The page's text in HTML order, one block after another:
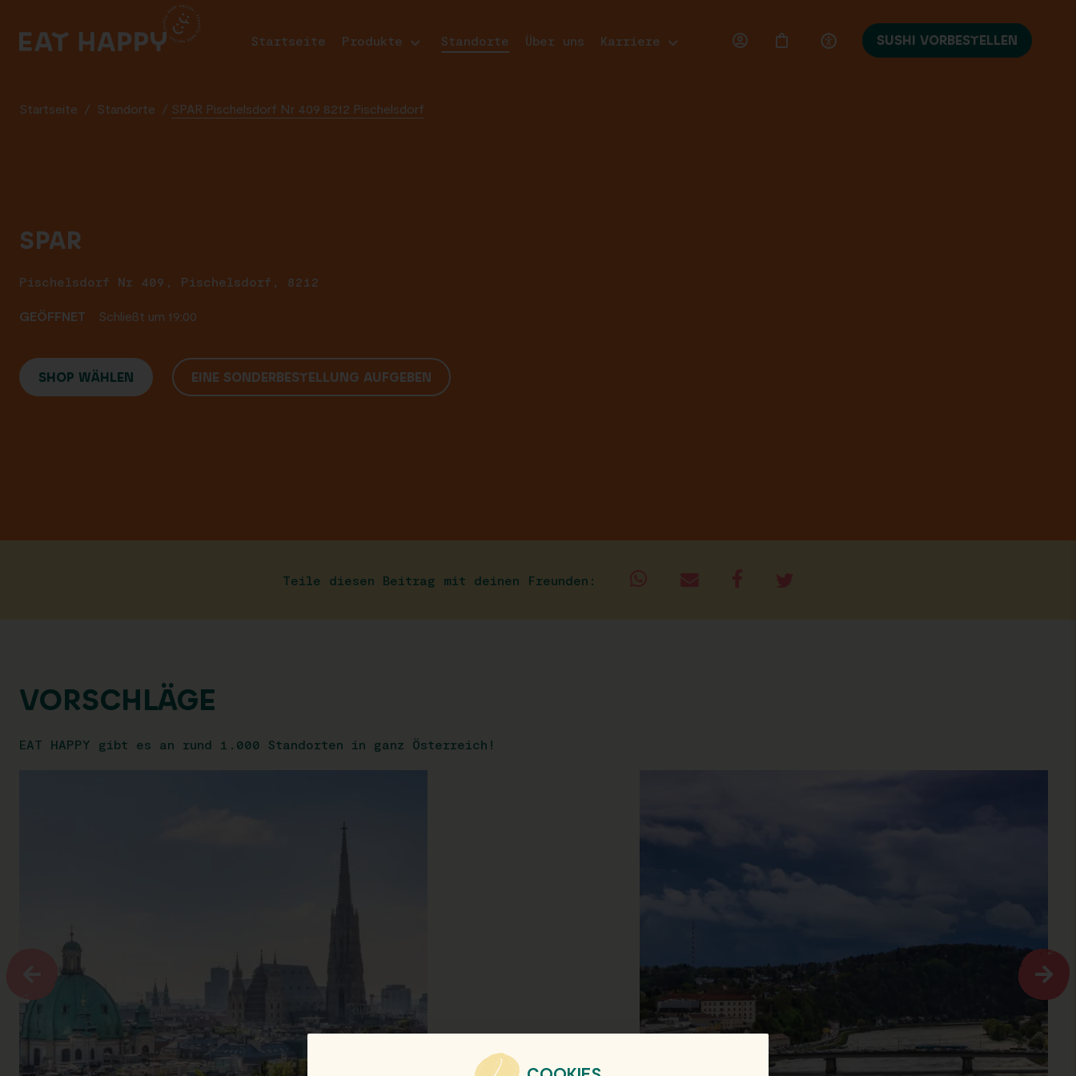
MAIN
Startseite Produkte Standorte Über uns Karriere SUSHI VORBESTELLEN
Startseite / Standorte / SPAR Pischelsdorf Nr 409 8212 Pischelsdorf
SPAR
Pischelsdorf Nr 409, Pischelsdorf, 8212
GEÖFFNET Schließt um 19:00
SHOP WÄHLEN EINE SONDERBESTELLUNG AUFGEBEN
Teile diesen Beitrag mit deinen Freunden:
VORSCHLÄGE
EAT HAPPY gibt es an rund 1.000 Standorten in ganz Österreich!